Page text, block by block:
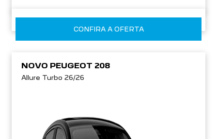
CONFIRA A OFERTA
NOVO PEUGEOT 208
Allure Turbo 26/26